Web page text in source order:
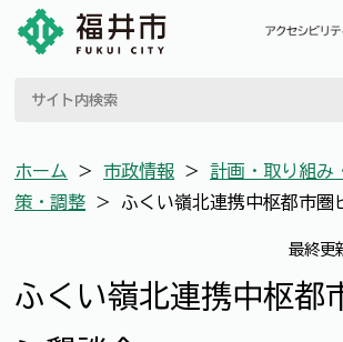
ホーム ＞ 市政情報 ＞ 計画・取り組み
策・調整 ＞ ふくい嶺北連携中枢都市圏
最終更
ふくい嶺北連携中枢都